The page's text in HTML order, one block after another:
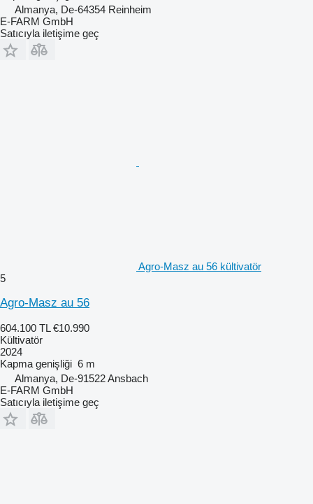
Almanya, De-64354 Reinheim
E-FARM GmbH
Satıcıyla iletişime geç
Agro-Masz au 56 kültivatör
5
Agro-Masz au 56
604.100 TL €10.990
Kültivatör
2024
Kapma genişliği 6 m
Almanya, De-91522 Ansbach
E-FARM GmbH
Satıcıyla iletişime geç